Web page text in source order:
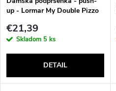
up - Lormar My Double Pizzo
€21,39
Skladom 5 ks
DETAIL